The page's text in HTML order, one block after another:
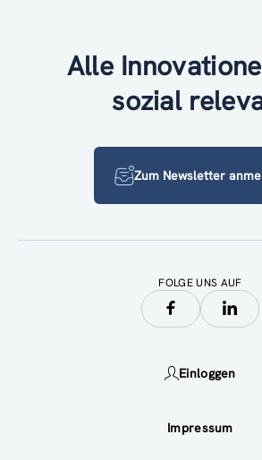
Alle
sozial
Zum Newsletter
FOLGE UNS AUF
Einloggen
Impressum